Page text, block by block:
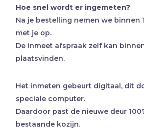
Hoe snel wordt er ingemeten?
Na je bestelling nemen we binnen
met je op.
De inmeet afspraak zelf kan
plaatsvinden.
Het inmeten gebeurt digitaal, dit
speciale computer.
Daardoor past de nieuwe deur
bestaande kozijn.